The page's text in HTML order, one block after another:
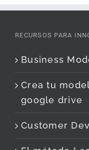
RECURSOS PARA
Business
Crea tu
google drive
Customer